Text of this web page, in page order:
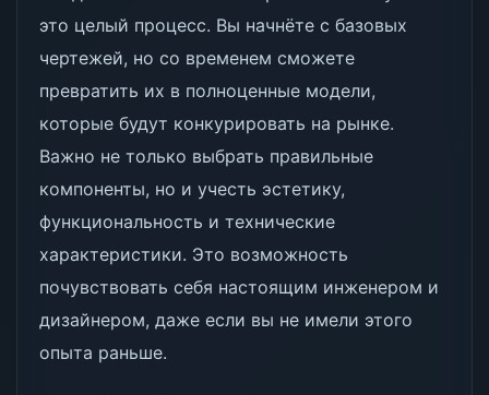
это целый процесс. Вы начнёте с базовых
чертежей, но со временем сможете
превратить их в полноценные модели,
которые будут конкурировать на рынке.
Важно не только выбрать правильные
компоненты, но и учесть эстетику,
функциональность и технические
характеристики. Это возможность
почувствовать себя настоящим инженером и
дизайнером, даже если вы не имели этого
опыта раньше.